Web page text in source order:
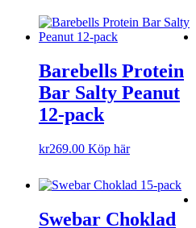
Barebells Protein
Bar Salty Peanut
12-pack
kr269.00 Köp här
Swebar Choklad